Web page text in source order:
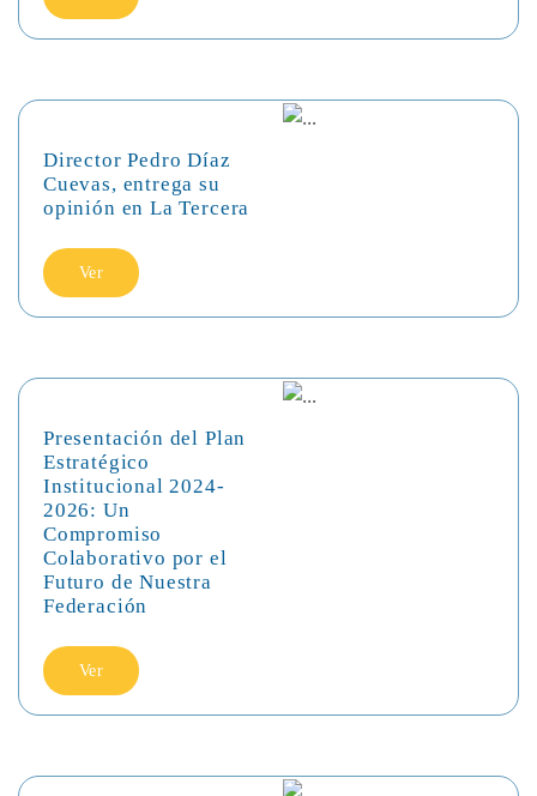
Director Pedro Díaz
Cuevas, entrega su
opinión en La Tercera
Ver
Presentación del Plan
Estratégico
Institucional 2024-
2026: Un
Compromiso
Colaborativo por el
Futuro de Nuestra
Federación
Ver